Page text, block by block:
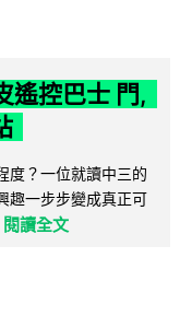
遙控巴士 門,
度？一位就讀中三的
趣一步步變成真正可
閱讀全文